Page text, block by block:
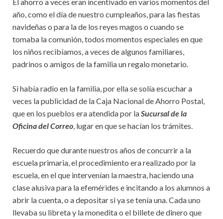
año, como el día de nuestro cumpleaños, para las fiestas
navideñas o para la de los reyes magos o cuando se
tomaba la comunión, todos momentos especiales en que
los niños recibíamos, a veces de algunos familiares,
padrinos o amigos de la familia un regalo monetario.
Si había radio en la familia, por ella se solía escuchar a
veces la publicidad de la Caja Nacional de Ahorro Postal,
que en los pueblos era atendida por laSucursal de la
Oficina del Correo, lugar en que se hacían los trámites.
Recuerdo que durante nuestros años de concurrir a la
escuela primaria, el procedimiento era realizado por la
escuela, en el que intervenían la maestra, haciendo una
clase alusiva para la efemérides e incitando a los alumnos a
abrir la cuenta, o a depositar si ya se tenía una. Cada uno
llevaba su libreta y la monedita o el billete de dinero que